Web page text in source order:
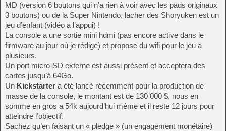
MD (version 6 boutons qui n’a rien à voir avec les pads originaux
3 boutons) ou de la Super Nintendo, lacher des Shoryuken est un
jeu d’enfant (vidéo a l’appui) !
La console a une sortie mini hdmi (pas encore active dans le
firmware au jour où je rédige) et propose du wifi pour le jeu a
plusieurs.
Un port micro-SD externe est aussi présent et acceptera des
cartes jusqu’à 64Go.
Un Kickstarter a été lancé récemment pour la production de
masse de la console, le montant est de 130 000 $, nous en
somme en gros a 54k aujourd’hui même et il reste 12 jours pour
atteindre l’objectif.
Sachez qu’en faisant un « pledge » (un engagement monétaire)